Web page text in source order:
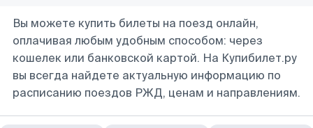
Вы можете купить билеты на поезд онлайн,
оплачивая любым удобным способом: через
кошелек или банковской картой. На Купибилет.ру
вы всегда найдете актуальную информацию по
расписанию поездов РЖД, ценам и направлениям.